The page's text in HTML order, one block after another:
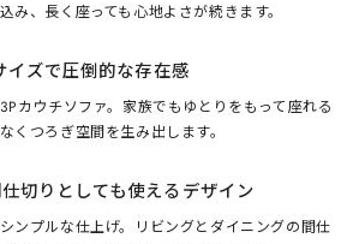
み、長く座っても心地よさが続きます。
ズで圧倒的な存在感
カウチソファ。家族でもゆとりをもって座れる
くつろぎ空間を生み出します。
切りとしても使えるデザイン
ンプルな仕上げ。リビングとダイニングの間仕